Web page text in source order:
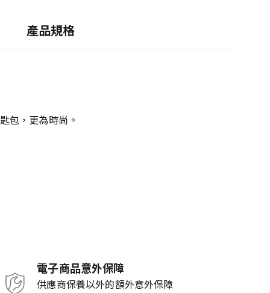
產品規格
包，更為時尚。
電子商品意外保障
供應商保養以外的額外意外保障